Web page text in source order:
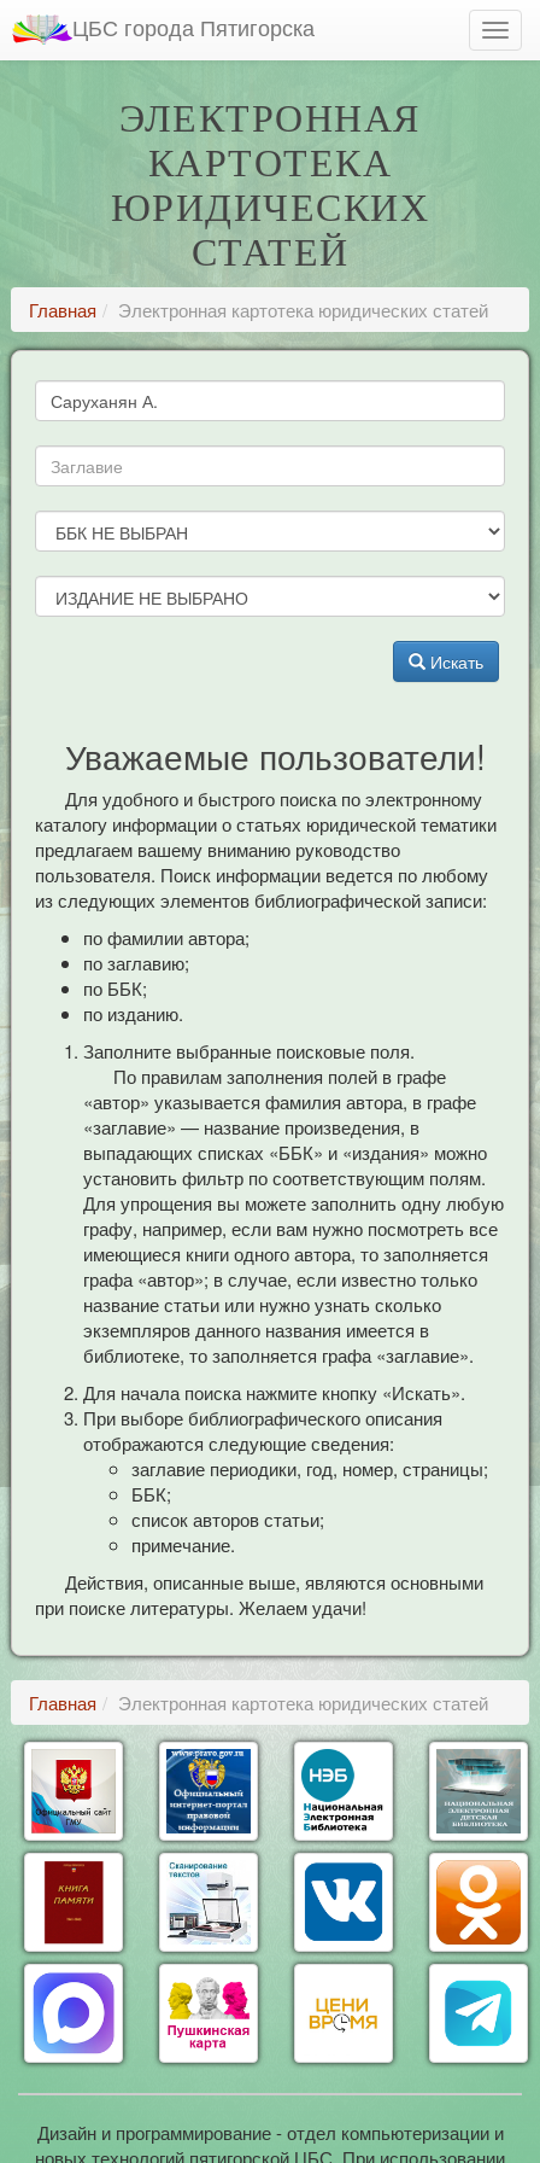
ЦБС города Пятигорска
ЭЛЕКТРОННАЯ
КАРТОТЕКА
ЮРИДИЧЕСКИХ
СТАТЕЙ
Главная Электронная картотека юридических статей
Искать
Уважаемые пользователи!
Для удобного и быстрого поиска по электронному
каталогу информации о статьях юридической тематики
предлагаем вашему вниманию руководство
пользователя. Поиск информации ведется по любому
из следующих элементов библиографической записи:
по фамилии автора;
по заглавию;
по ББК;
по изданию.
Заполните выбранные поисковые поля.
По правилам заполнения полей в графе
«автор» указывается фамилия автора, в графе
«заглавие» — название произведения, в
выпадающих списках «ББК» и «издания» можно
установить фильтр по соответствующим полям.
Для упрощения вы можете заполнить одну любую
графу, например, если вам нужно посмотреть все
имеющиеся книги одного автора, то заполняется
графа «автор»; в случае, если известно только
название статьи или нужно узнать сколько
экземпляров данного названия имеется в
библиотеке, то заполняется графа «заглавие».
Для начала поиска нажмите кнопку «Искать».
При выборе библиографического описания
отображаются следующие сведения:
заглавие периодики, год, номер, страницы;
ББК;
список авторов статьи;
примечание.
Действия, описанные выше, являются основными
при поиске литературы. Желаем удачи!
Главная Электронная картотека юридических статей
Дизайн и программирование - отдел компьютеризации и